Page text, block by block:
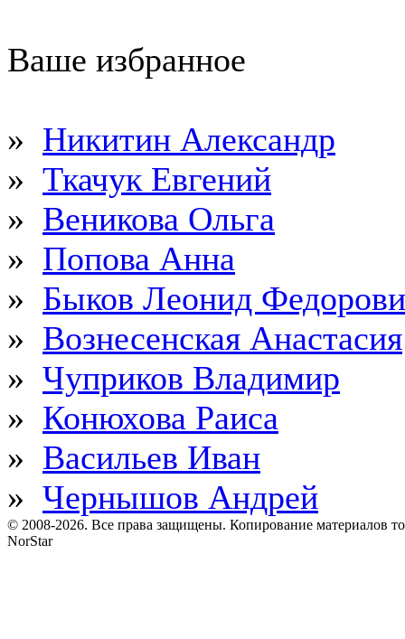
Ваше избранное
» Никитин Александр
» Ткачук Евгений
» Веникова Ольга
» Попова Анна
» Быков Леонид
» Вознесенская Анастасия
» Чуприков Владимир
» Конюхова Раиса
» Васильев Иван
» Чернышов Андрей
© 2008-2026. Все права защищены. Копирование материалов
NorStar